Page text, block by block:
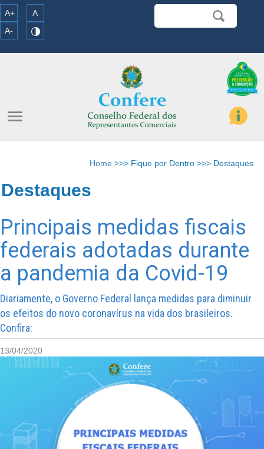
A+
A
A-
menu
Home >>> Fique por Dentro >>> Destaques
Destaques
Principais medidas fiscais
federais adotadas durante
a pandemia da Covid-19
Diariamente, o Governo Federal lança medidas para diminuir
os efeitos do novo coronavírus na vida dos brasileiros.
Confira:
13/04/2020